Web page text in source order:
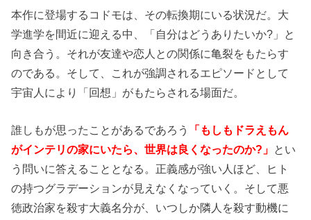
本作に登場するコドモは、その転換期にいる状況だ。大
学進学を間近に迎える中、「自分はどうありたいか?」と
向き合う。それが友達や恋人との関係に亀裂をもたらす
のである。そして、これが強調されるエピソードとして
宇宙人により「回想」がもたらされる場面だ。
誰しもが思ったことがあるであろう
「もしもドラえもん
がインテリの家にいたら、世界は良くなったのか?」 とい
う問いに答えることとなる。正義感が強い人ほど、ヒト
の持つグラデーションが見えなくなっていく。そして悪
徳政治家を殺す大義名分が、いつしか隣人を殺す動機に